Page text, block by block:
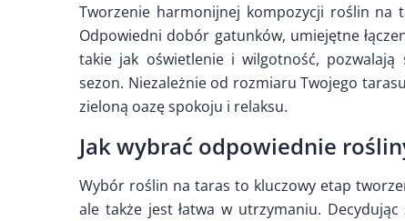
Tworzenie harmonijnej kompozycji roślin na
Odpowiedni dobór gatunków, umiejętne
takie jak oświetlenie i wilgotność, pozwalają
sezon. Niezależnie od rozmiaru Twojego
zieloną oazę spokoju i relaksu.
Jak wybrać odpowiednie
Wybór roślin na taras to kluczowy etap
ale także jest łatwa w utrzymaniu.